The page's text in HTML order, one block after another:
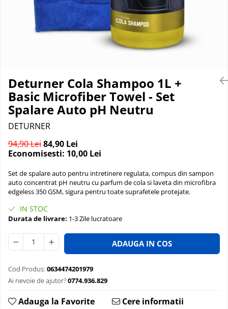
Organizatoare auto
Parasolare si jaluzele
Tratament Hidrofob
Deturner Cola Shampoo 1L +
Basic Microfiber Towel - Set
Spalare Auto pH Neutru
DETURNER
94,90 Lei84,90 Lei
Economisesti: 10,00 Lei
Set de spalare auto pentru intretinere regulata, compus din sampon
auto concentrat pH neutru cu parfum de cola si laveta din microfibra
edgeless 350 GSM, sigura pentru toate suprafetele protejate.
IN STOC
Durata de livrare: 1-3 Zile lucratoare
ADAUGA IN COS
Cod Produs: 0634474201979
Ai nevoie de ajutor?0774.936.829
Adauga la Favorite Cere informatii